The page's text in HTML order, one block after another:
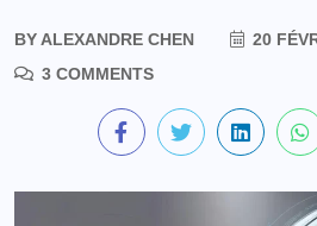
BY ALEXANDRE CHEN
20
3 COMMENTS